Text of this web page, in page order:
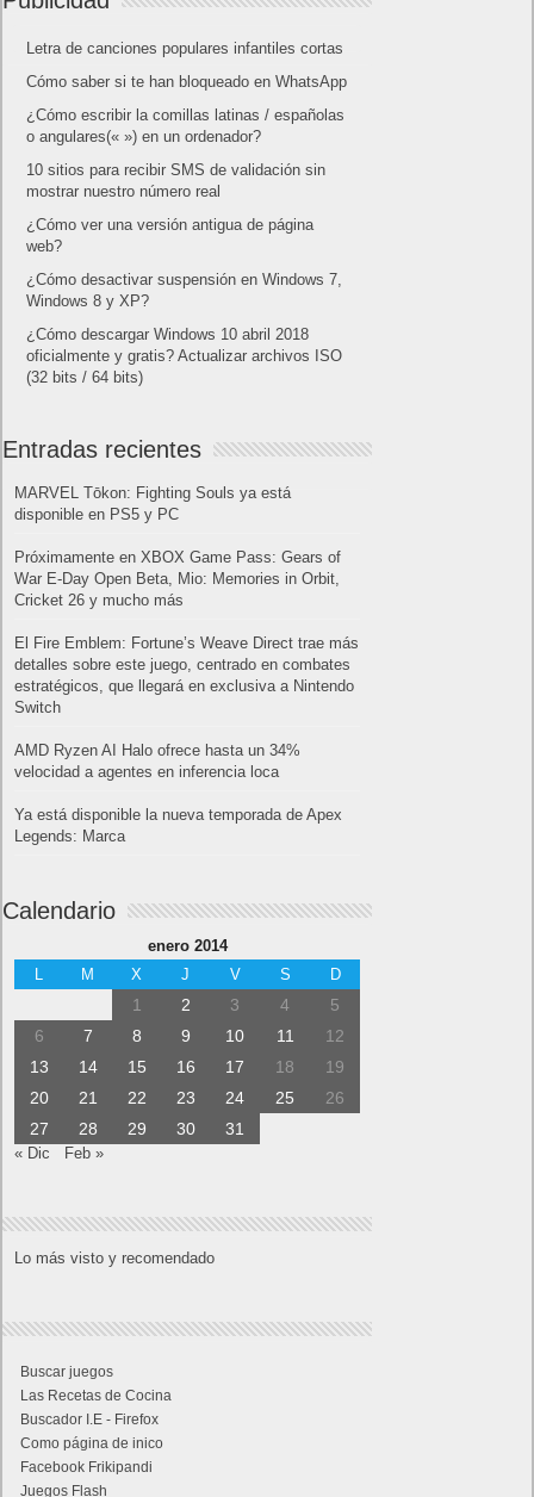
Letra de canciones populares infantiles cortas
Cómo saber si te han bloqueado en WhatsApp
¿Cómo escribir la comillas latinas / españolas
o angulares(« ») en un ordenador?
10 sitios para recibir SMS de validación sin
mostrar nuestro número real
¿Cómo ver una versión antigua de página
web?
¿Cómo desactivar suspensión en Windows 7,
Windows 8 y XP?
¿Cómo descargar Windows 10 abril 2018
oficialmente y gratis? Actualizar archivos ISO
(32 bits / 64 bits)
Entradas recientes
MARVEL Tōkon: Fighting Souls ya está
disponible en PS5 y PC
Próximamente en XBOX Game Pass: Gears of
War E-Day Open Beta, Mio: Memories in Orbit,
Cricket 26 y mucho más
El Fire Emblem: Fortune’s Weave Direct trae más
detalles sobre este juego, centrado en combates
estratégicos, que llegará en exclusiva a Nintendo
Switch
AMD Ryzen AI Halo ofrece hasta un 34%
velocidad a agentes en inferencia loca
Ya está disponible la nueva temporada de Apex
Legends: Marca
Calendario
enero 2014
L
M X J V S D
1 2 3 4
5
6
7 8 9 10 11
12
13
14 15 16 17 18
19
20
21 22 23 24 25
26
27
28 29 30 31
« Dic Feb »
Lo más visto y recomendado
Buscar juegos
Las Recetas de Cocina
Buscador I.E - Firefox
Como página de inico
Facebook Frikipandi
Juegos Flash